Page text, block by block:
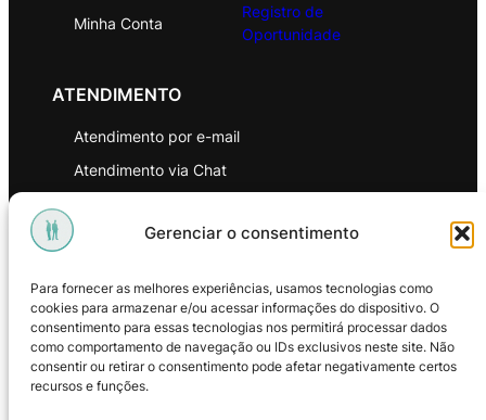
Gerenciar o consentimento
Para fornecer as melhores experiências, usamos tecnologias como
cookies para armazenar e/ou acessar informações do dispositivo. O
consentimento para essas tecnologias nos permitirá processar dados
como comportamento de navegação ou IDs exclusivos neste site. Não
consentir ou retirar o consentimento pode afetar negativamente certos
recursos e funções.
Minha Conta
Registro de
Oportunidade
ATENDIMENTO
Atendimento por e-mail
Atendimento via Chat
Política de Privacidade
Política de Troca e Devoluções
Política de Reembolso